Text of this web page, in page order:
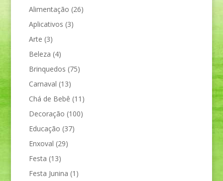
Alimentação (26)
Aplicativos (3)
Arte (3)
Beleza (4)
Brinquedos (75)
Carnaval (13)
Chá de Bebê (11)
Decoração (100)
Educação (37)
Enxoval (29)
Festa (13)
Festa Junina (1)